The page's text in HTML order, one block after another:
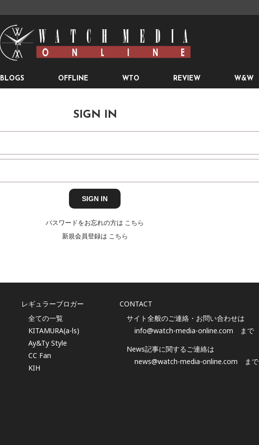
BLOGS OFFLINE WTO REVIEW W&W
SIGN IN
パスワードをお忘れの方は こちら
新規会員登録は こちら
レギュラーブロガー
全ての一覧
KITAMURA(a-ls)
Ay&Ty Style
CC Fan
KIH
CONTACT
サイト全般のご連絡・お問い合わせは
info@watch-media-online.com まで
News記事に関するご連絡は
news@watch-media-online.com まで